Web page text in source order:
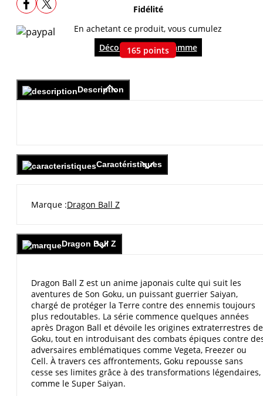
Fidélité
En achetant ce produit, vous cumulez
165 points
Découvrir le programme
Description
Caractéristiques
Marque Dragon Ball Z
Dragon Ball Z
Dragon Ball Z est un anime japonais culte qui suit les
aventures de Son Goku, un puissant guerrier Saiyan,
chargé de protéger la Terre contre des ennemis toujours
plus redoutables. La série commence quelques années
après Dragon Ball et dévoile les origines extraterrestres de
Goku, tout en introduisant des combats épiques contre
adversaires emblématiques comme Vegeta, Freezer ou
Cell. À travers ces affrontements, Goku repousse sans
cesse ses limites grâce à des transformations légendaires,
comme le Super Saiyan.